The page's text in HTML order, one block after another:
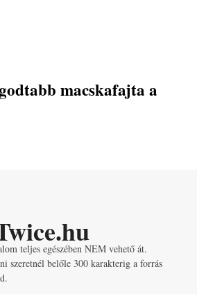
macskafajta a
teljes egészében NEM vehető át.
szeretnél belőle 300 karakterig a forrás